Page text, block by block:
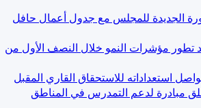
الجديدة للمجلس مع جدول أعمال حافل
مؤشرات النمو خلال النصف الأول من
استعداداته للاستحقاق القاري المقبل
مبادرة لدعم التمدرس في المناطق